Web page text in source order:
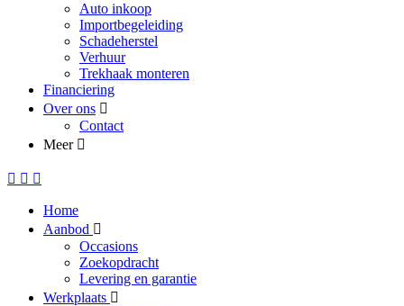
Auto inkoop
Importbegeleiding
Schadeherstel
Verhuur
Trekhaak monteren
Financiering
Over ons
Contact
Meer
Home
Aanbod
Occasions
Zoekopdracht
Levering en garantie
Werkplaats